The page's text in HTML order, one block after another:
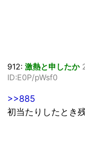
912: 激熱と申したか
ID:E0P/pWsf0
>>885
初当たりしたとき